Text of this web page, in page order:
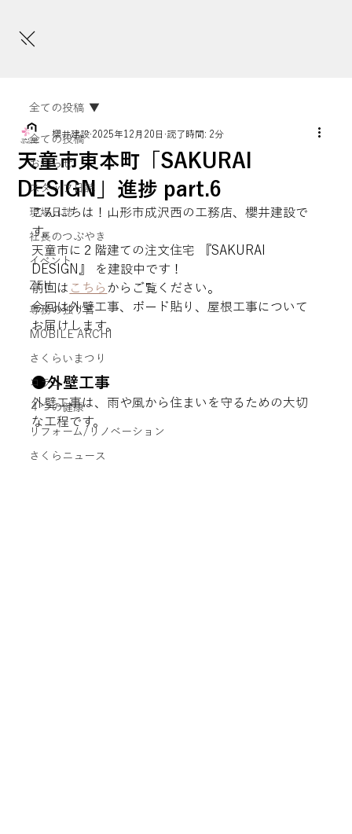
全ての投稿
お知らせ
スタッフ日誌
現場日誌
社長のつぶやき
イベント
ZEH
専務の独り言
MOBILE ARCHI
さくらいまつり
コラム
４つの健康
リフォーム/リノベーション
さくらニュース
全ての投稿
天童市東本町「SAKURAI
DESIGN」進捗 part.6
櫻井建設 2025年12月20日 読了時間: 2分
こんにちは！山形市成沢西の工務店、櫻井建設で
す。
天童市に２階建ての注文住宅 『SAKURAI
DESIGN』 を建設中です！
前回は こちら からご覧ください。
今回は外壁工事、ボード貼り、屋根工事について
お届けします。
●外壁工事
外壁工事は、雨や風から住まいを守るための大切
な工程です。